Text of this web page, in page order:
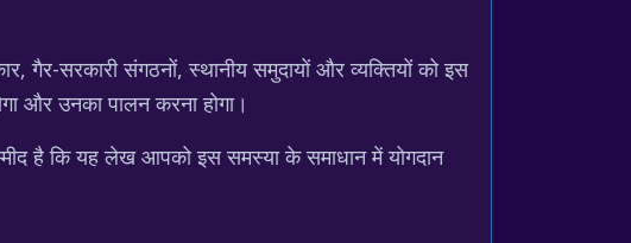
गैर-सरकारी संगठनों, स्थानीय समुदायों और व्यक्तियों को इस
और उनका पालन करना होगा।
है कि यह लेख आपको इस समस्या के समाधान में योगदान